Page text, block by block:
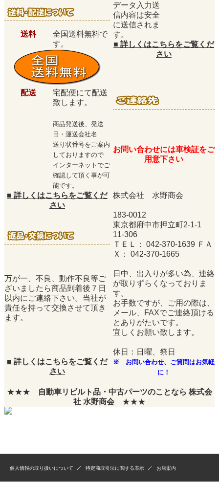
データ入力送
信内容は安全
に送信されま
す。
■ 詳しくはこちらをご覧くだ
さい
送料
全国送料無料で
す。
配送
宅配便にて配送
致します。
商品発送後、発送
日・運送会社名
送り状番号をご案内
しておりますので
インターネットでご
確認して頂く事が可
能です。
お問い合わせには車検証をご
用意下さい
■ 詳しくはこちらをご覧くだ
さい
株式会社 水野商会
183-0012
東京都府中市押立町2-1-1
11-306
ＴＥＬ： 042-370-1639 ＦＡ
Ｘ： 042-370-1665
日中、出入りが多い為、連絡
が取りずらくなっておりま
す。
お手数ですが、ご用の際は、
メール、FAXでご連絡頂ける
とありがたいです。
宜しくお願い致します。
休日：日曜、祭日
万が一、不良、動作不良等ご
ざいましたら商品到着後７日
以内にご連絡下さい。当社が
責任を持って交換させて頂き
ます。
■ 詳しくはこちらをご覧くだ
さい
※ お問い合わせ、ご質問はお気軽
に！
★★★
自動車リビルト品・中古パーツのことなら 株式会
社 水野商会
★★★
個人情報の取り扱いについて 特定商取引法に関する表示 お店案内